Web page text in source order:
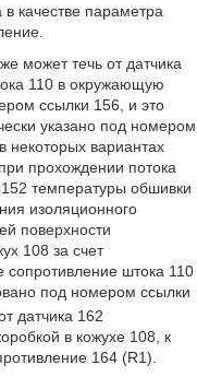
качестве параметра
может течь от датчика
110 в окружающую
ссылки 156, и это
указано под номером
вариантах
прохождении потока
температуры обшивки
изоляционного
поверхности
108 за счет
сопротивление штока 110
под номером ссылки
датчика 162
в кожухе 108, к
164 (R1).